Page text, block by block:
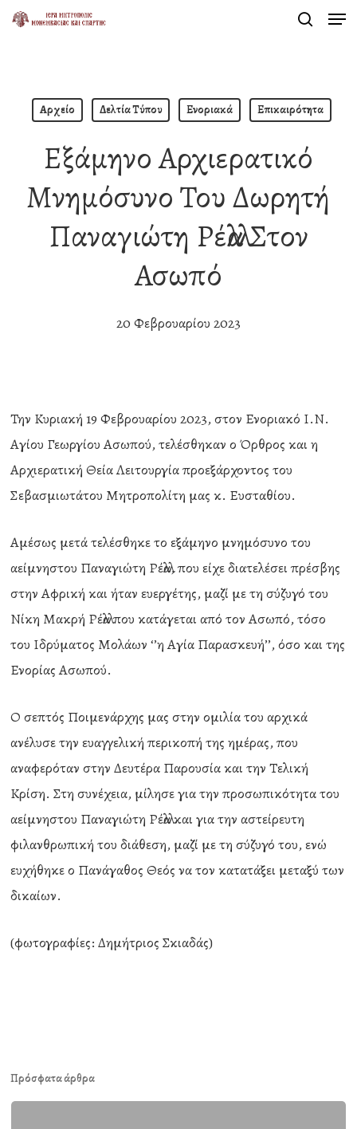
Skip
Αρχείο Δελτία Τύπου Ενοριακά Επικαιρότητα
Εξάμηνο Αρχιερατικό
Μνημόσυνο Του Δωρητή
Παναγιώτη Ρέλλα Στον
Ασωπό
20 Φεβρουαρίου 2023
Την Κυριακή 19 Φεβρουαρίου 2023, στον Ενοριακό Ι.Ν.
Αγίου Γεωργίου Ασωπού, τελέσθηκαν ο Όρθρος και η
Αρχιερατική Θεία Λειτουργία προεξάρχοντος του
Σεβασμιωτάτου Μητροπολίτη μας κ. Ευσταθίου.
Αμέσως μετά τελέσθηκε το εξάμηνο μνημόσυνο του
αείμνηστου Παναγιώτη Ρέλλα, που είχε διατελέσει πρέσβης
στην Αφρική και ήταν ευεργέτης, μαζί με τη σύζυγό του
Νίκη Μακρή Ρέλλα που κατάγεται από τον Ασωπό, τόσο
του Ιδρύματος Μολάων ‘’η Αγία Παρασκευή’’, όσο και της
Ενορίας Ασωπού.
Ο σεπτός Ποιμενάρχης μας στην ομιλία του αρχικά
ανέλυσε την ευαγγελική περικοπή της ημέρας, που
αναφερόταν στην Δευτέρα Παρουσία και την Τελική
Κρίση. Στη συνέχεια, μίλησε για την προσωπικότητα του
αείμνηστου Παναγιώτη Ρέλλα και για την αστείρευτη
φιλανθρωπική του διάθεση, μαζί με τη σύζυγό του, ενώ
ευχήθηκε ο Πανάγαθος Θεός να τον κατατάξει μεταξύ των
δικαίων.
(φωτογραφίες: Δημήτριος Σκιαδάς)
Πρόσφατα άρθρα